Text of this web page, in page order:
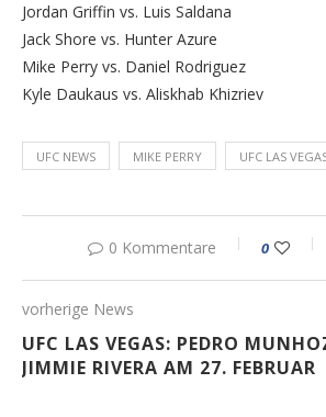
Jordan Griffin vs. Luis Saldana
Jack Shore vs. Hunter Azure
Mike Perry vs. Daniel Rodriguez
Kyle Daukaus vs. Aliskhab Khizriev
UFC NEWS MIKE PERRY UFC LAS
0 Kommentare 0
vorherige News
UFC LAS VEGAS: PEDRO
JIMMIE RIVERA AM 27. FEBRUAR